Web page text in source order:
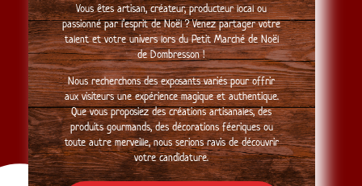
Vous êtes artisan, créateur, producteur local ou
passionné par l’esprit de Noël ? Venez partager votre
talent et votre univers lors du Petit Marché de Noël
de Dombresson !
Nous recherchons des exposants variés pour offrir
aux visiteurs une expérience magique et authentique.
Que vous proposiez des créations artisanales, des
produits gourmands, des décorations féeriques ou
toute autre merveille, nous serions ravis de découvrir
votre candidature.